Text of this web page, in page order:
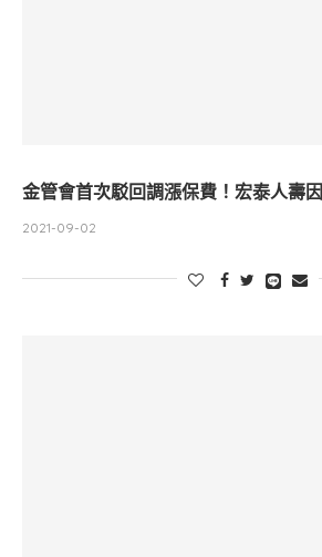
金管會首次駁回調漲保費！宏泰人壽
2021-09-02